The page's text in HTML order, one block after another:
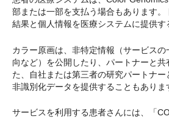
部または一部を支払う場合もあります
結果と個人情報を医療システムに提供す
カラー原画は、非特定情報（サービス
向など）を公開したり、パートナーと共
た、自社または第三者の研究パートナー
非識別化データを提供することもありま
サービスを利用する患者さんには、「